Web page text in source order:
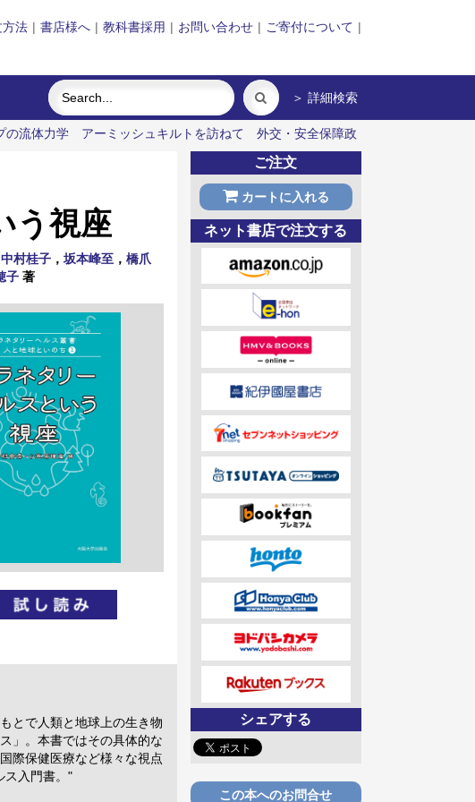
方法 | 書店様へ | 教科書採用 | お問い合わせ | ご寄付について |
＞ 詳細検索
の流体力学 アーミッシュキルトを訪ねて
外交・安全保障政
う視座
中村桂子 ， 坂本峰至 ， 橋爪
子 著
とで人類と地球上の生き物
」。本書ではその具体的な
際保健医療など様々な視点
ス入門書。"
ご注文
カートに入れる
ネット書店で注文する
シェアする
この本へのお問合せ